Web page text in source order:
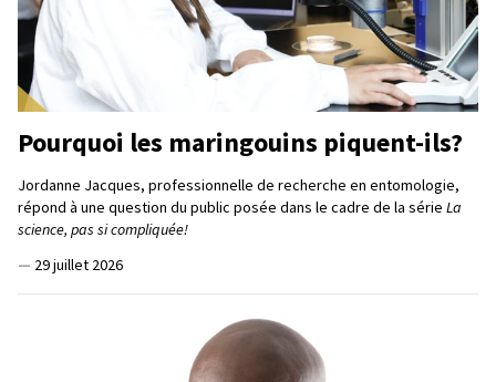
Pourquoi les maringouins piquent-ils?
Jordanne Jacques, professionnelle de recherche en entomologie,
répond à une question du public posée dans le cadre de la série La
science, pas si compliquée!
— 29 juillet 2026